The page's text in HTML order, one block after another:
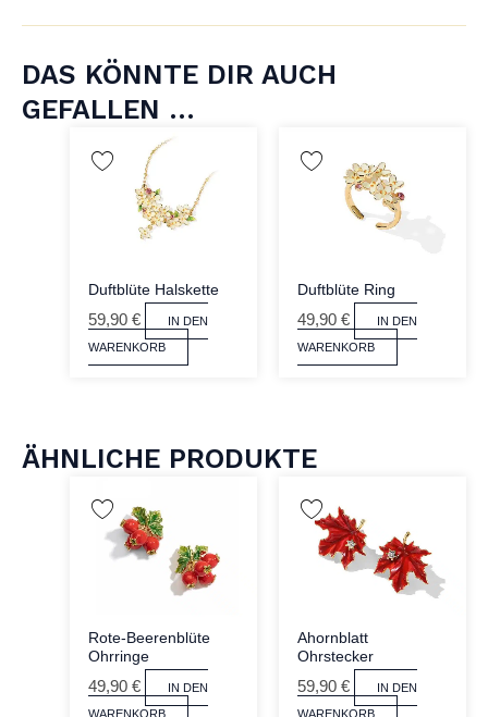
DAS KÖNNTE DIR AUCH
GEFALLEN …
Duftblüte Halskette
59,90€
IN DEN
WARENKORB
Duftblüte Ring
49,90€
IN DEN
WARENKORB
ÄHNLICHE PRODUKTE
Rote-Beerenblüte
Ohrringe
49,90€
IN DEN
WARENKORB
Ahornblatt
Ohrstecker
59,90€
IN DEN
WARENKORB